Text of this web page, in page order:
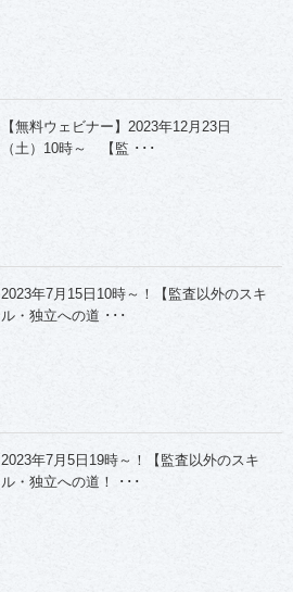
【無料ウェビナー】2023年12月23日
（土）10時～ 【監 ･･･
2023年7月15日10時～！【監査以外のスキ
ル・独立への道 ･･･
2023年7月5日19時～！【監査以外のスキ
ル・独立への道！ ･･･